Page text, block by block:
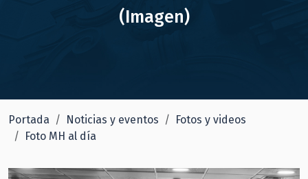
(Imagen)
Portada Noticias y eventos
Fotos y videos
Foto MH al día